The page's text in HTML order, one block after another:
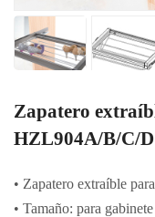
Zapatero
HZL904A/B/C/D
• Zapatero extraíble
• Tamaño: para